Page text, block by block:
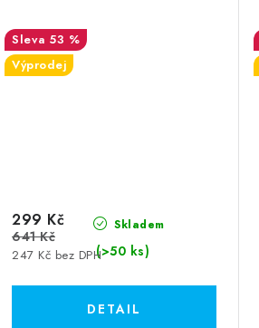
53 %
Výprodej
Skladem
(>50 ks)
247 Kč bez DPH
299 Kč
641 Kč